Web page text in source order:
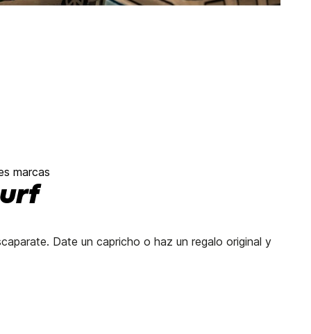
marcas
Date un capricho o haz un regalo original y